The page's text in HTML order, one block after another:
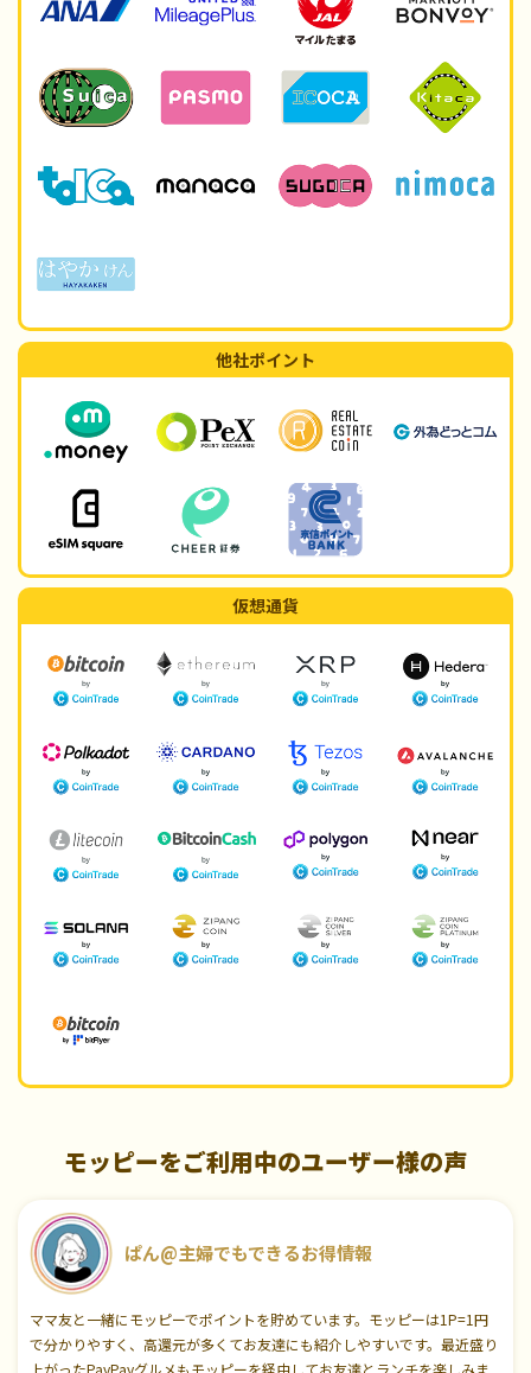
他社ポイント
仮想通貨
モッピーをご利用中のユーザー様の声
ぱん@主婦でもできるお得情報
ママ友と一緒にモッピーでポイントを貯めています。モッピーは1P=1円
で分かりやすく、高還元が多くてお友達にも紹介しやすいです。最近盛り